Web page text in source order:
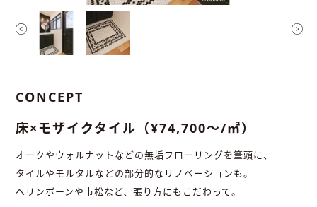
CONCEPT
床×モザイクタイル（¥74,700〜/㎡）
オークやウォルナットなどの無垢フローリングを筆頭に、
タイルやモルタルなどの部分的なリノベーションも。
ヘリンボーンや市松など、張り方にもこだわって。